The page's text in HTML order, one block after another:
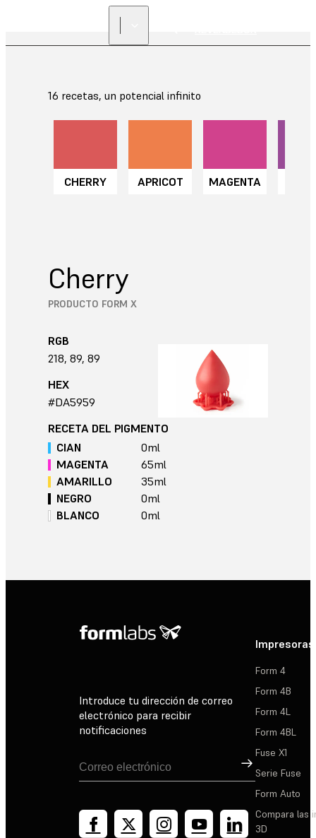
16 recetas, un potencial infinito
CHERRY APRICOT MAGENTA
Cherry
PRODUCTO FORM X
RGB
218, 89, 89
HEX
#DA5959
RECETA DEL PIGMENTO
CIAN
0ml
MAGENTA
65ml
AMARILLO
35ml
NEGRO
0ml
BLANCO
0ml
Introduce tu dirección de correo
electrónico para recibir
notificaciones
Suscribirse
Impresoras
Form 4
Form 4B
Form 4L
Form 4BL
Fuse X1
Serie Fuse
Form Auto
Compara las
3D